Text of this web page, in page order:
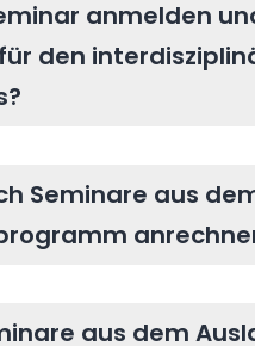
anmelden
den
Seminare aus
aus dem